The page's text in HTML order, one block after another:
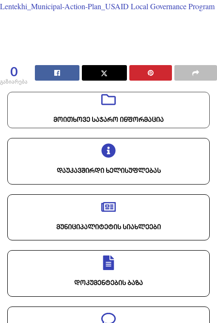
Lentekhi_Municipal-Action-Plan_USAID Local Governance Program
0
გაზიარება
მოითხოვე საჯარო ინფორმაცია
დაუკავშირდი ხელისუფლებას
მუნიციპალიტეტის სიახლეები
დოკუმენტების ბაზა